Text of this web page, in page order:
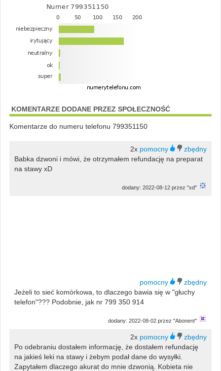
KOMENTARZE DODANE PRZEZ SPOŁECZNOŚĆ
Komentarze do numeru telefonu 799351150
2x
Babka dzwoni i mówi, że otrzymałem refundację na preparat
na stawy xD
dodany: 2022-08-12 przez "xd"
Jeżeli to sieć komórkowa, to dlaczego bawia się w "głuchy
telefon"??? Podobnie, jak nr 799 350 914
dodany: 2022-08-02 przez "Abonent"
2x
Po odebraniu dostałem informację, że dostałem refundację
na jakieś leki na stawy i żebym podał dane do wysyłki.
Zapytałem dlaczego akurat do mnie dzwonią. Kobieta nie